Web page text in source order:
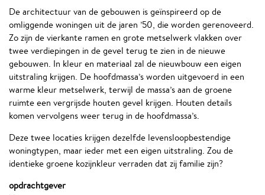
De architectuur van de gebouwen is geïnspireerd op de
omliggende woningen uit de jaren ’50, die worden gerenoveerd.
Zo zijn de vierkante ramen en grote metselwerk vlakken over
twee verdiepingen in de gevel terug te zien in de nieuwe
gebouwen. In kleur en materiaal zal de nieuwbouw een eigen
uitstraling krijgen. De hoofdmassa’s worden uitgevoerd in een
warme kleur metselwerk, terwijl de massa’s aan de groene
ruimte een vergrijsde houten gevel krijgen. Houten details
komen vervolgens weer terug in de hoofdmassa’s.
Deze twee locaties krijgen dezelfde levensloopbestendige
woningtypen, maar ieder met een eigen uitstraling. Zou de
identieke groene kozijnkleur verraden dat zij familie zijn?
opdrachtgever